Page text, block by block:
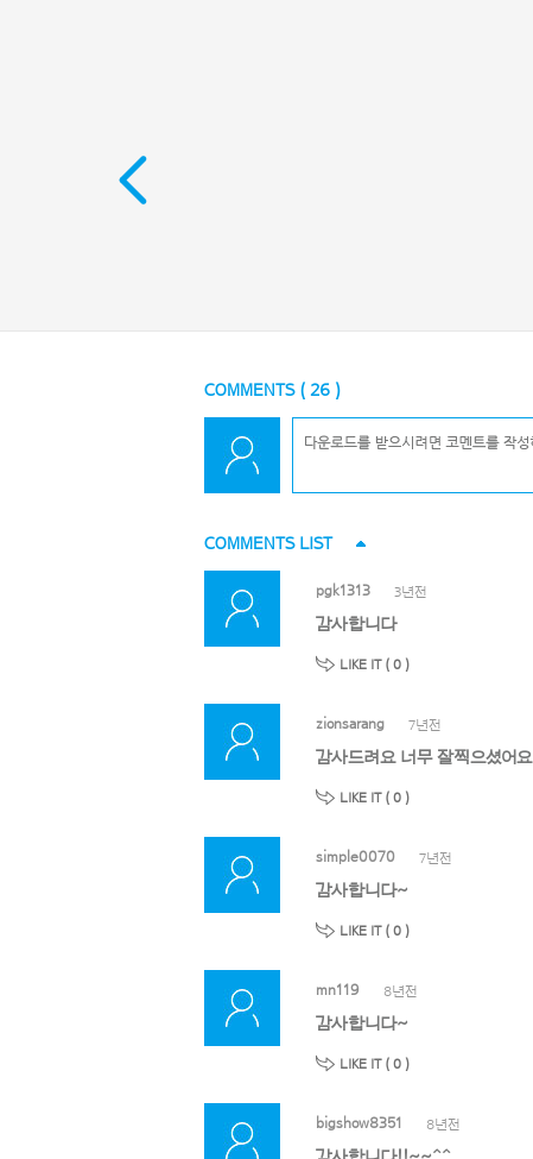
COMMENTS ( 26 )
COMMENTS LIST
pgk1313 3년전
감사합니다
LIKE IT ( 0 )
zionsarang 7년전
감사드려요 너무 잘찍으셨어요
LIKE IT ( 0 )
simple0070 7년전
감사합니다~
LIKE IT ( 0 )
mn119 8년전
감사합니다~
LIKE IT ( 0 )
bigshow8351 8년전